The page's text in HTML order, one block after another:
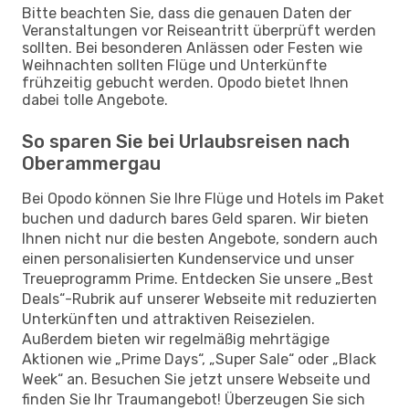
Bitte beachten Sie, dass die genauen Daten der
Veranstaltungen vor Reiseantritt überprüft werden
sollten. Bei besonderen Anlässen oder Festen wie
Weihnachten sollten Flüge und Unterkünfte
frühzeitig gebucht werden. Opodo bietet Ihnen
dabei tolle Angebote.
So sparen Sie bei Urlaubsreisen nach
Oberammergau
Bei Opodo können Sie Ihre Flüge und Hotels im Paket
buchen und dadurch bares Geld sparen. Wir bieten
Ihnen nicht nur die besten Angebote, sondern auch
einen personalisierten Kundenservice und unser
Treueprogramm Prime. Entdecken Sie unsere „Best
Deals“-Rubrik auf unserer Webseite mit reduzierten
Unterkünften und attraktiven Reisezielen.
Außerdem bieten wir regelmäßig mehrtägige
Aktionen wie „Prime Days“, „Super Sale“ oder „Black
Week“ an. Besuchen Sie jetzt unsere Webseite und
finden Sie Ihr Traumangebot! Überzeugen Sie sich